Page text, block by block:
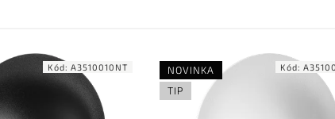
Kód:A3510010NT
NOVINKA
TIP
Kód: